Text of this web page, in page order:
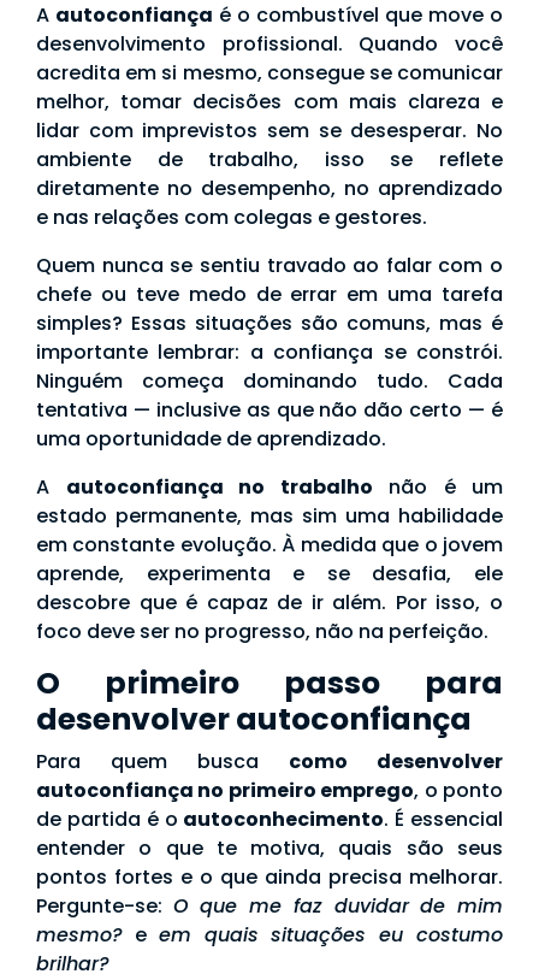
A autoconfiança é o combustível que move o
desenvolvimento profissional. Quando você
acredita em si mesmo, consegue se comunicar
melhor, tomar decisões com mais clareza e
lidar com imprevistos sem se desesperar. No
ambiente de trabalho, isso se reflete
diretamente no desempenho, no aprendizado
e nas relações com colegas e gestores.
Quem nunca se sentiu travado ao falar com o
chefe ou teve medo de errar em uma tarefa
simples? Essas situações são comuns, mas é
importante lembrar: a confiança se constrói.
Ninguém começa dominando tudo. Cada
tentativa — inclusive as que não dão certo — é
uma oportunidade de aprendizado.
A autoconfiança no trabalho não é um
estado permanente, mas sim uma habilidade
em constante evolução. À medida que o jovem
aprende, experimenta e se desafia, ele
descobre que é capaz de ir além. Por isso, o
foco deve ser no progresso, não na perfeição.
O primeiro passo para
desenvolver autoconfiança
Para quem busca como desenvolver
autoconfiança no primeiro emprego, o ponto
de partida é o autoconhecimento. É essencial
entender o que te motiva, quais são seus
pontos fortes e o que ainda precisa melhorar.
Pergunte-se: O que me faz duvidar de mim
mesmo? e em quais situações eu costumo
brilhar?